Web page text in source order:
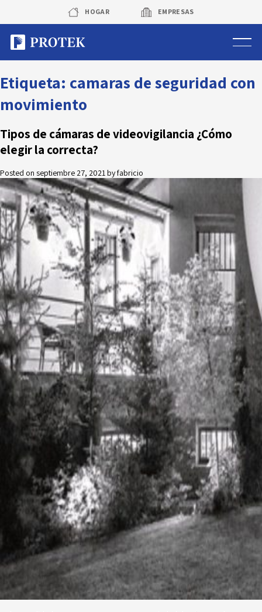
content
HOGAR EMPRESAS
Sistema de alarmas
Rastreo vehicular GPS
Protek Personas
Corredora de seguros
Sobre Protek
Trabaja con nosotros
Novedades
Faq
Contacto
Área de clientes
Etiqueta: camaras de seguridad con
movimiento
Tipos de cámaras de videovigilancia ¿Cómo
elegir la correcta?
Posted on septiembre 27, 2021byfabricio